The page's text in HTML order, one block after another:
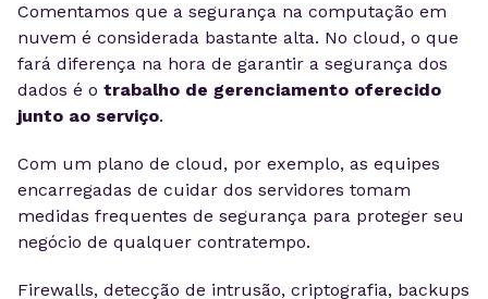
Comentamos que a segurança na computação em
nuvem é considerada bastante alta. No cloud, o que
fará diferença na hora de garantir a segurança dos
dados é o trabalho de gerenciamento oferecido
junto ao serviço.
Com um plano de cloud, por exemplo, as equipes
encarregadas de cuidar dos servidores tomam
medidas frequentes de segurança para proteger seu
negócio de qualquer contratempo.
Firewalls, detecção de intrusão, criptografia, backups